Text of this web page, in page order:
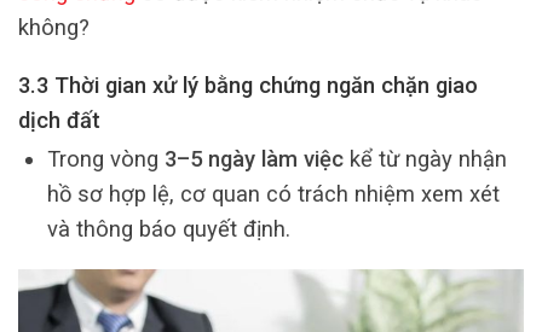
không?
3.3 Thời gian xử lý bằng chứng ngăn chặn giao
dịch đất
Trong vòng 3–5 ngày làm việckể từ ngày nhận
hồ sơ hợp lệ, cơ quan có trách nhiệm xem xét
và thông báo quyết định.